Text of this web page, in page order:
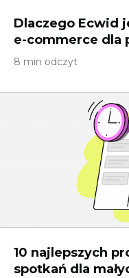
Dlaczego Ecwid
e-commerce dla
8 min odczyt
10 najlepszych
spotkań dla